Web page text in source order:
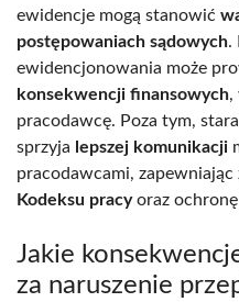
ewidencje mogą stanowić
postępowaniach sądowych.
ewidencjonowania może
konsekwencji finansowych,
pracodawcę. Poza tym,
sprzyja lepszej komunikacji
pracodawcami, zapewniając
Kodeksu pracyoraz
Jakie
za naruszenie